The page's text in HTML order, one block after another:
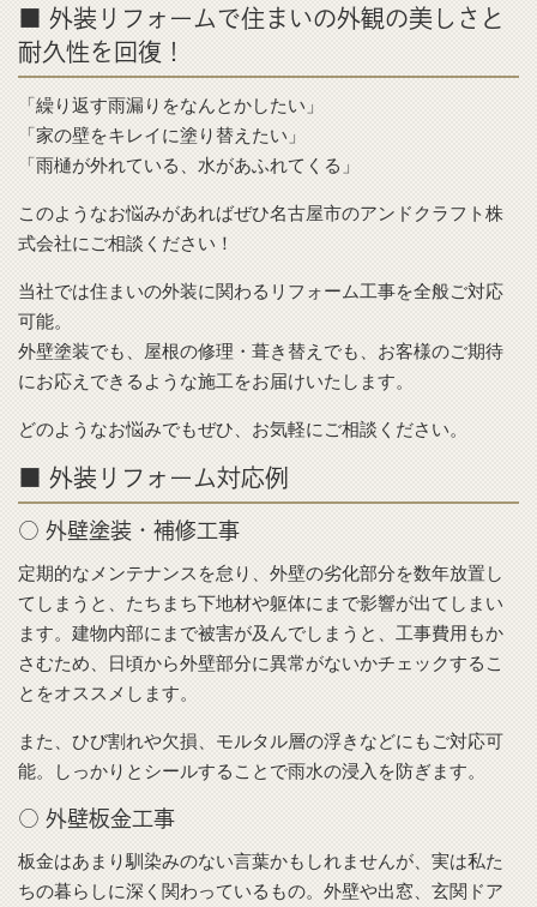
■ 外装リフォームで住まいの外観の美しさと
耐久性を回復！
「繰り返す雨漏りをなんとかしたい」
「家の壁をキレイに塗り替えたい」
「雨樋が外れている、水があふれてくる」
このようなお悩みがあればぜひ名古屋市のアンドクラフト株
式会社にご相談ください！
当社では住まいの外装に関わるリフォーム工事を全般ご対応
可能。
外壁塗装でも、屋根の修理・葺き替えでも、お客様のご期待
にお応えできるような施工をお届けいたします。
どのようなお悩みでもぜひ、お気軽にご相談ください。
■ 外装リフォーム対応例
○ 外壁塗装・補修工事
定期的なメンテナンスを怠り、外壁の劣化部分を数年放置し
てしまうと、たちまち下地材や躯体にまで影響が出てしまい
ます。建物内部にまで被害が及んでしまうと、工事費用もか
さむため、日頃から外壁部分に異常がないかチェックするこ
とをオススメします。
また、ひび割れや欠損、モルタル層の浮きなどにもご対応可
能。しっかりとシールすることで雨水の浸入を防ぎます。
○ 外壁板金工事
板金はあまり馴染みのない言葉かもしれませんが、実は私た
ちの暮らしに深く関わっているもの。外壁や出窓、玄関ドア